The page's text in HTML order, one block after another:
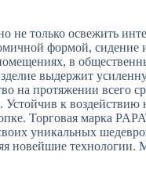
только освежить
формой, сидение
в
выдержит
на протяжении всего
к воздействию
Торговая марка
уникальных
новейшие технологии.